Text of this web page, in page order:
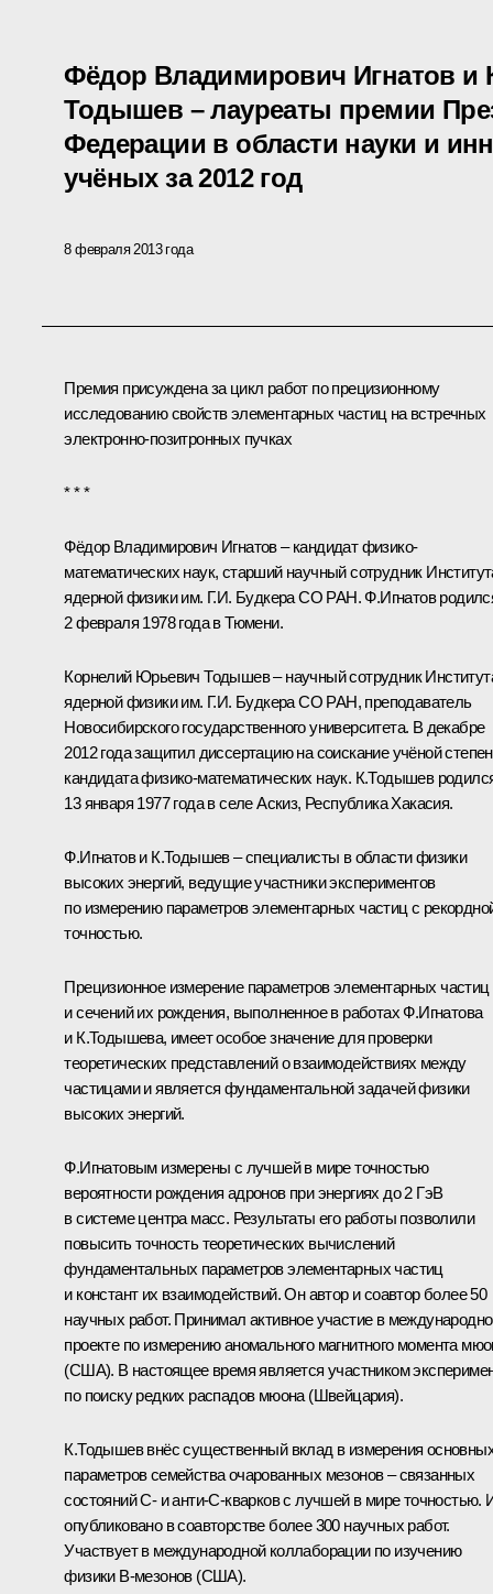
Фёдор Владимирович Игнатов
Тодышев – лауреаты премии
Федерации в области науки и
учёных за 2012 год
8 февраля 2013 года
Премия присуждена за цикл работ по прецизионному
исследованию свойств элементарных частиц на встречных
электронно-позитронных пучках
* * *
Фёдор Владимирович Игнатов– кандидат физико-
математических наук, старший научный сотрудник
ядерной физики им. Г.И. Будкера СО РАН. Ф.Игнатов
2 февраля 1978 года в Тюмени.
Корнелий Юрьевич Тодышев– научный сотрудник
ядерной физики им. Г.И. Будкера СО РАН, преподаватель
Новосибирского государственного университета. В декабре
2012 года защитил диссертацию на соискание учёной
кандидата физико-математических наук. К.Тодышев
13 января 1977 года в селе Аскиз, Республика Хакасия.
Ф.Игнатов и К.Тодышев – специалисты в области физики
высоких энергий, ведущие участники экспериментов
по измерению параметров элементарных частиц с
точностью.
Прецизионное измерение параметров элементарных частиц
и сечений их рождения, выполненное в работах Ф.Игнатова
и К.Тодышева, имеет особое значение для проверки
теоретических представлений о взаимодействиях между
частицами и является фундаментальной задачей физики
высоких энергий.
Ф.Игнатовым измерены с лучшей в мире точностью
вероятности рождения адронов при энергиях до 2 ГэВ
в системе центра масс. Результаты его работы позволили
повысить точность теоретических вычислений
фундаментальных параметров элементарных частиц
и констант их взаимодействий. Он автор и соавтор более 50
научных работ. Принимал активное участие в
проекте по измерению аномального магнитного момента
(США). В настоящее время является участником
по поиску редких распадов мюона (Швейцария).
К.Тодышев внёс существенный вклад в измерения
параметров семейства очарованных мезонов – связанных
состояний С- и анти-С-кварков с лучшей в мире точностью.
опубликовано в соавторстве более 300 научных работ.
Участвует в международной коллаборации по изучению
физики B-мезонов (США).